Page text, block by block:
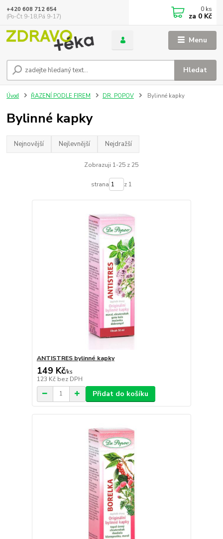
Menu
Hledat
+420 608 712 654
(Po-Čt 9-18,Pá 9-17)
0 ks
za 0 Kč
Úvod ŘAZENÍ PODLE FIREM DR. POPOV Bylinné kapky
Bylinné kapky
Nejnovější Nejlevnější Nejdražší
Zobrazuji 1-25 z 25
strana z 1
ANTISTRES bylinné kapky
149 Kč/ks
123 Kč bez DPH
Přidat do košíku